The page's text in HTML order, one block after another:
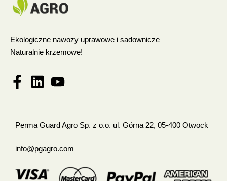
Ekologiczne nawozy uprawowe i sadownicze
Naturalnie krzemowe!
Perma Guard Agro Sp. z o.o. ul. Górna 22, 05-400 Otwock
info@pgagro.com